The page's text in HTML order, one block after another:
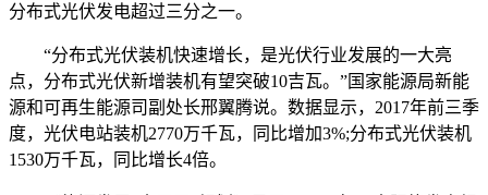
分布式光伏发电超过三分之一。
“分布式光伏装机快速增长，是光伏行业发展的一大亮
点，分布式光伏新增装机有望突破10吉瓦。”国家能源局新能
源和可再生能源司副处长邢翼腾说。数据显示，2017年前三季
度，光伏电站装机2770万千瓦，同比增加3%;分布式光伏装机
1530万千瓦，同比增长4倍。